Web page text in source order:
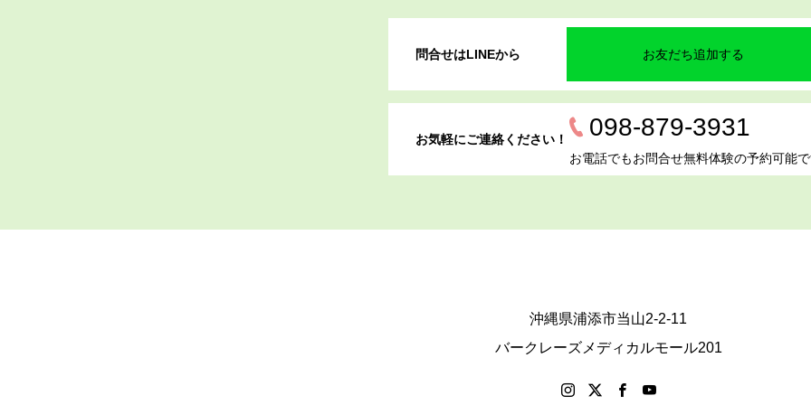
問合せはLINEから お友だち追加する
お気軽にご連絡ください！ 098-879-3931
お電話でもお問合せ無料体験の予約可能
沖縄県浦添市当山2-2-11
バークレーズメディカルモール201